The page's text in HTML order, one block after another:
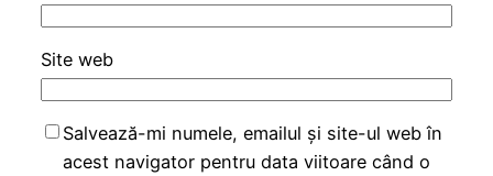
Site web
Salvează-mi numele, emailul și site-ul web în
acest navigator pentru data viitoare când o